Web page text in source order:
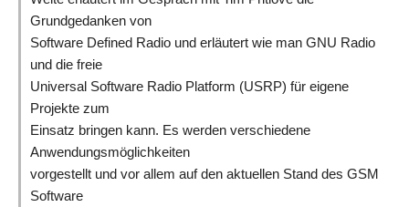
Grundgedanken von
Software Defined Radio und erläutert wie man GNU Radio
und die freie
Universal Software Radio Platform (USRP) für eigene
Projekte zum
Einsatz bringen kann. Es werden verschiedene
Anwendungsmöglichkeiten
vorgestellt und vor allem auf den aktuellen Stand des GSM
Software